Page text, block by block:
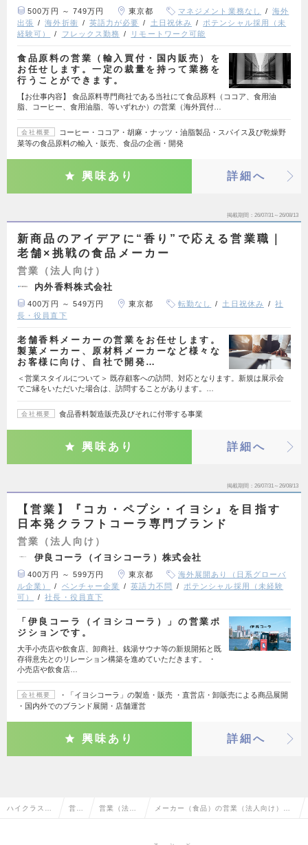
500万円 ～ 749万円 東京都 マネジメント業務なし
海外
出張
海外折衝 英語力が必要 土日祝休み
ポテンシャル採用（未
経験可）
フレックス勤務 リモートワーク可能
食品原料の営業（輸入買付・国内販売）を
お任せします。一定の裁量を持って業務を
行うことができます。
【お仕事内容】 食品原料専門商社である当社にて食品原料（ココア、食用油
脂、コーヒー、食用油脂、等いずれか）の営業（海外買付…
会社概要
コーヒー・ココア・胡麻・ナッツ・油脂製品・スパイス及び乾燥野
菜等の食品原料の輸入・販売、食品の企画・開発
興味あり 詳細へ
掲載期間 26/07/31～26/08/13
新商品のアイデアに“香り”で応える営業職｜
老舗×挑戦の食品メーカー
営業（法人向け）
内外香料株式会社
400万円 ～ 549万円 東京都 転勤なし 土日祝休み
社
長・役員直下
老舗香料メーカーの営業をお任せします。
製菓メーカー、原材料メーカーなど様々な
お客様に向け、自社で開発…
＜営業スタイルについて＞ 既存顧客への訪問、対応となります。新規は展示会
でご縁をいただいた場合は、訪問することがあります。…
会社概要 食品香料製造販売及びそれに付帯する事業
興味あり 詳細へ
掲載期間 26/07/31～26/08/13
【営業】『コカ・ペプシ・イヨシ』を目指す
日本発クラフトコーラ専門ブランド
営業（法人向け）
伊良コーラ（イヨシコーラ）株式会社
400万円 ～ 599万円 東京都
海外展開あり（日系グローバ
ル企業）
ベンチャー企業 英語力不問
ポテンシャル採用（未経験
可）
社長・役員直下
「伊良コーラ（イヨシコーラ）」の営業ポ
ジションです。
大手小売店や飲食店、卸商社、銭湯サウナ等の新規開拓と既
存得意先とのリレーション構築を進めていただきます。 ・
小売店や飲食店…
会社概要
・「イヨシコーラ」の製造・販売 ・直営店・卸販売による商品展開
・国内外でのブランド展開・店舗運営
興味あり 詳細へ
ハイクラス求 営業 営業（法人 メーカー（食品）の営業（法人向け）の